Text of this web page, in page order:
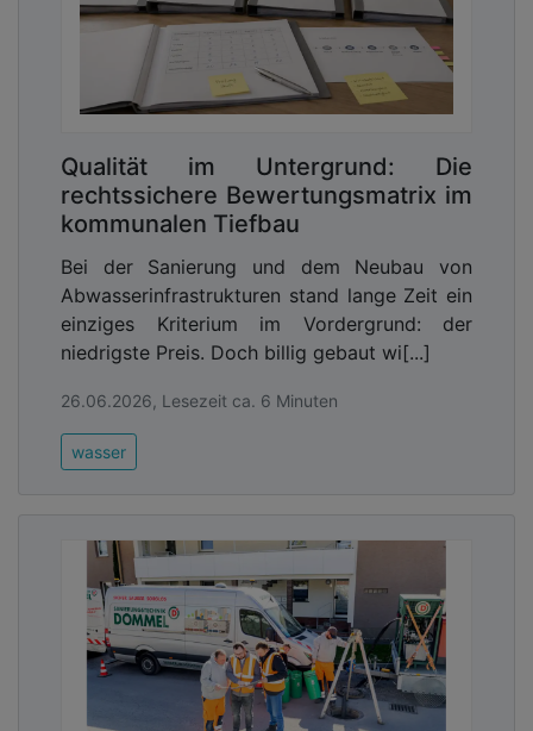
Qualität im Untergrund: Die
rechtssichere Bewertungsmatrix im
kommunalen Tiefbau
Bei der Sanierung und dem Neubau von
Abwasserinfrastrukturen stand lange Zeit ein
einziges Kriterium im Vordergrund: der
niedrigste Preis. Doch billig gebaut wi[...]
26.06.2026, Lesezeit ca. 6 Minuten
wasser